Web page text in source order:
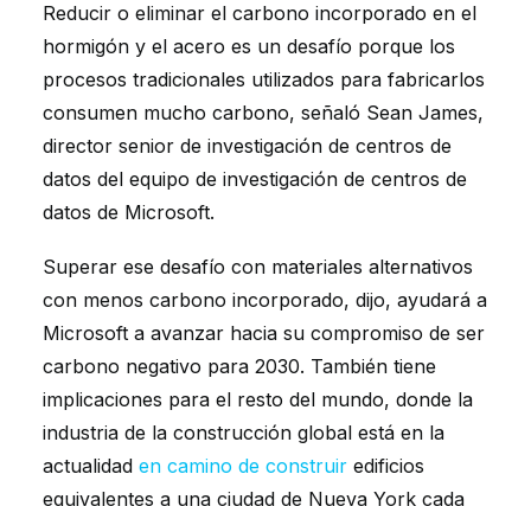
Reducir o eliminar el carbono incorporado en el
hormigón y el acero es un desafío porque los
procesos tradicionales utilizados para fabricarlos
consumen mucho carbono, señaló Sean James,
director senior de investigación de centros de
datos del equipo de investigación de centros de
datos de Microsoft.
Superar ese desafío con materiales alternativos
con menos carbono incorporado, dijo, ayudará a
Microsoft a avanzar hacia su compromiso de ser
carbono negativo para 2030. También tiene
implicaciones para el resto del mundo, donde la
industria de la construcción global está en la
actualidad en camino de construir edificios
equivalentes a una ciudad de Nueva York cada